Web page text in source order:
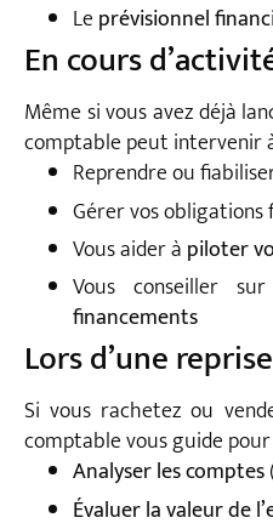
Le prévisionnel
En cours
Même si vous avez déjà
comptable peut intervenir
Reprendre ou
Gérer vos obligations
Vous aider à piloter
Vous conseiller
financements
Lors d’une
Si vous rachetez ou
comptable vous guide
Analyser les comptes
Évaluer la valeur de